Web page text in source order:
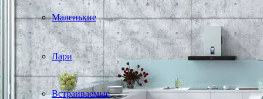
Маленькие
Лари
Встраиваемые